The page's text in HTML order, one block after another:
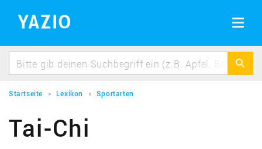
BMI berechnen schnell & einfach
Berechne dein Idealgewicht
Kalorienbedarf berechnen
Kalorienverbrauch beim Sport berechnen
Erfolgsgeschichten
Toggle
Startseite Lexikon Sportarten
Tai-Chi